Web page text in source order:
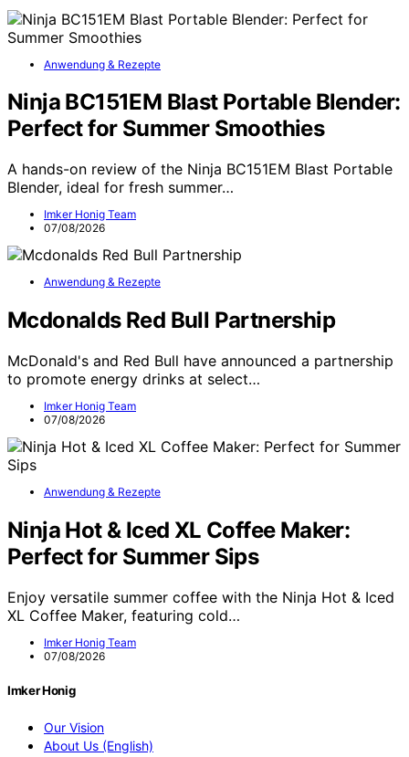
Anwendung & Rezepte
Ninja BC151EM Blast Portable Blender:
Perfect for Summer Smoothies
A hands-on review of the Ninja BC151EM Blast Portable
Blender, ideal for fresh summer…
Imker Honig Team
07/08/2026
Anwendung & Rezepte
Mcdonalds Red Bull Partnership
McDonald's and Red Bull have announced a partnership
to promote energy drinks at select…
Imker Honig Team
07/08/2026
Anwendung & Rezepte
Ninja Hot & Iced XL Coffee Maker:
Perfect for Summer Sips
Enjoy versatile summer coffee with the Ninja Hot & Iced
XL Coffee Maker, featuring cold…
Imker Honig Team
07/08/2026
Imker Honig
Our Vision
About Us (English)